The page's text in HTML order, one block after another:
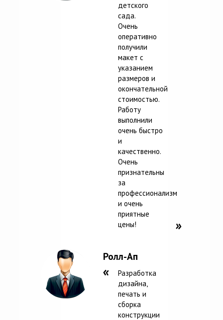
детского
сада.
Очень
оперативно
получили
макет с
указанием
размеров и
окончательной
стоимостью.
Работу
выполнили
очень быстро
и
качественно.
Очень
признательны
за
профессионализм
и очень
приятные
цены!
Ролл-Ап
Разработка
дизайна,
печать и
сборка
конструкции